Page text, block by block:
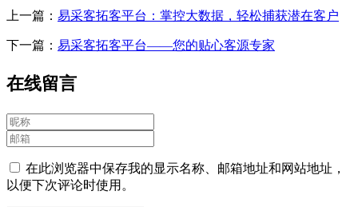
上一篇： 易采客拓客平台：掌控大数据，轻松捕获潜在客户
下一篇： 易采客拓客平台——您的贴心客源专家
在线留言
在此浏览器中保存我的显示名称、邮箱地址和网站地址，
以便下次评论时使用。